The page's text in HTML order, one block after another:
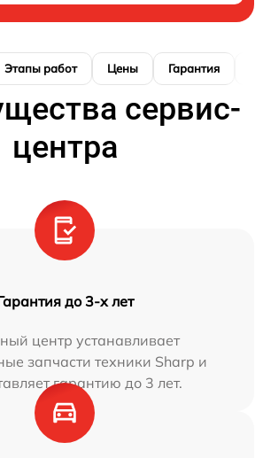
Этапы работ Цены Гарантия
сервис-
центра
до 3-х лет
центр устанавливает
запчасти техники Sharp и
гарантию до 3 лет.